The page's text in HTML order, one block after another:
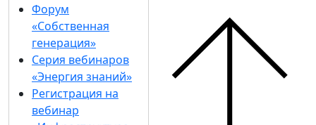
Форум
«Собственная
генерация»
Серия вебинаров
«Энергия знаний»
Регистрация на
вебинар